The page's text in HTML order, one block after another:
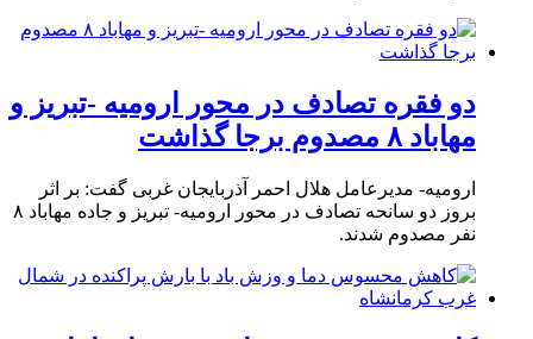
دو فقره تصادف در محور ارومیه -تبریز و
مهاباد ۸ مصدوم برجا گذاشت
ارومیه- مدیرعامل هلال احمر آذربایجان غربی گفت: بر اثر
بروز دو سانحه تصادف در محور ارومیه- تبریز و جاده مهاباد ۸
نفر مصدوم شدند.